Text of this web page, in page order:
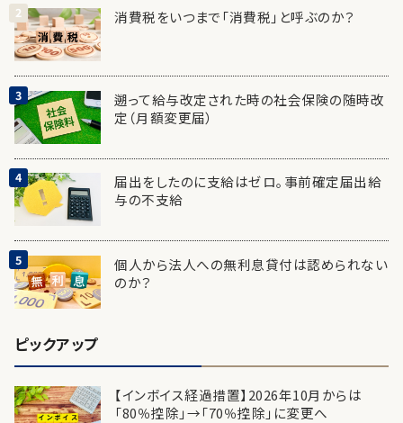
消費税をいつまで「消費税」と呼ぶのか？
遡って給与改定された時の社会保険の随時改
定（月額変更届）
届出をしたのに支給はゼロ。事前確定届出給
与の不支給
個人から法人への無利息貸付は認められない
のか？
ピックアップ
【インボイス経過措置】2026年10月からは
「80％控除」→「70％控除」に変更へ